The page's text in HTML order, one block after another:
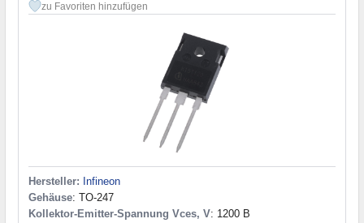
zu Favoriten hinzufügen
Hersteller: Infineon
Gehäuse: TO-247
Kollektor-Emitter-Spannung Vces, V: 1200 В